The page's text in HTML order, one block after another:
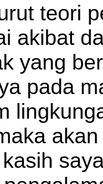
teori
akibat
yang
pada